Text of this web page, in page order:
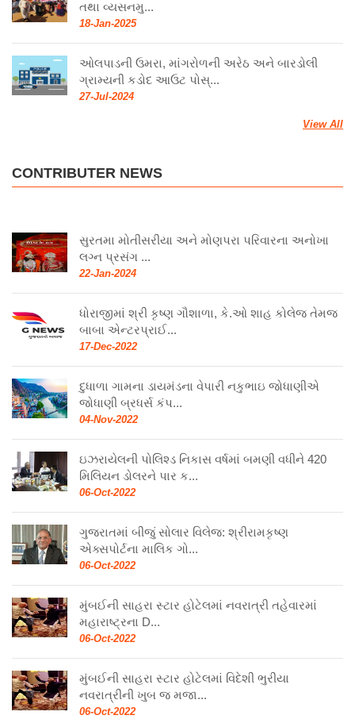
તથા વ્યસનમુ...
18-Jan-2025
ઓલપાડની ઉમરા, માંગરોળની અરેઠ અને બારડોલી
ગ્રામ્યની કડોદ આઉટ પોસ્...
27-Jul-2024
View All
CONTRIBUTER NEWS
સુરતમા મોતીસરીયા અને મોણપરા પરિવારના અનોખા
લગ્ન પ્રસંગ ...
22-Jan-2024
ધોરાજીમાં શ્રી કૃષ્ણ ગૌશાળા, કે.ઓ શાહ કોલેજ તેમજ
બાબા એન્ટરપ્રાઈ...
17-Dec-2022
દુધાળા ગામના ડાયમંડના વેપારી નકુભાઇ જોધાણીએ
જોધાણી બ્રધર્સ કંપ...
04-Nov-2022
ઇઝરાયેલની પોલિશ્ડ નિકાસ વર્ષમાં બમણી વધીને 420
મિલિયન ડોલરને પાર ક...
06-Oct-2022
ગુજરાતમાં બીજું સોલાર વિલેજ: શ્રીરામકૃષ્ણ
એક્સપોર્ટના માલિક ગો...
06-Oct-2022
મુંબઈની સાહરા સ્ટાર હોટેલમાં નવરાત્રી તહેવારમાં
મહારાષ્ટ્રના D...
06-Oct-2022
મુંબઈની સાહરા સ્ટાર હોટેલમાં વિદેશી ભુરીયા
નવરાત્રીની ખુબ જ મજા...
06-Oct-2022